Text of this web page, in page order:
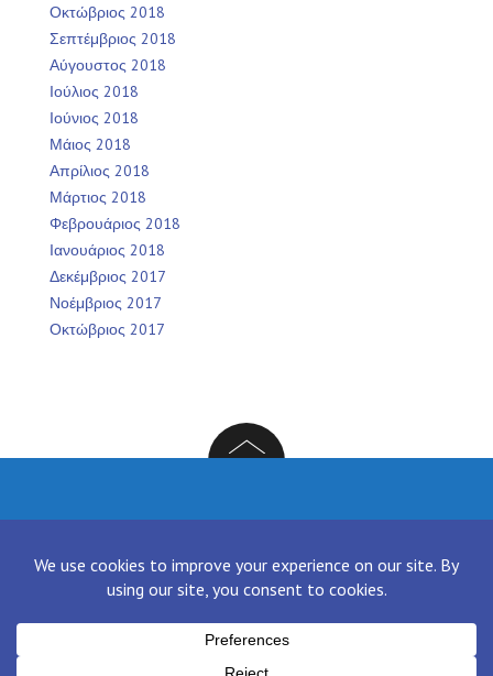
Οκτώβριος 2018
Σεπτέμβριος 2018
Αύγουστος 2018
Ιούλιος 2018
Ιούνιος 2018
Μάιος 2018
Απρίλιος 2018
Μάρτιος 2018
Φεβρουάριος 2018
Ιανουάριος 2018
Δεκέμβριος 2017
Νοέμβριος 2017
Οκτώβριος 2017